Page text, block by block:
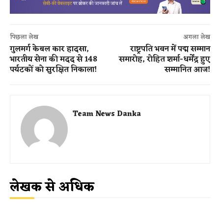
पिछला लेख
गुलमर्ग केबल कार हादसा,
भारतीय सेना की मदद से 148
पर्यटकों को सुरक्षित निकाला!
अगला लेख
राष्ट्रपति भवन में पद्म सम्मान
समारोह, रोहित शर्मा-धर्मेंद्र हुए
सम्मानित आज!
Team News Danka
लेखक से अधिक